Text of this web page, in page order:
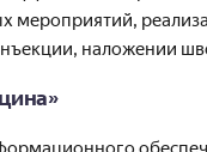
наложении